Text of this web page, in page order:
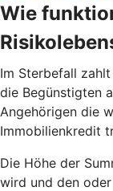
Wie
Im Sterbefall
die Begünstigten
Angehörigen die
Immobilienkredit
Die Höhe der
wird und den